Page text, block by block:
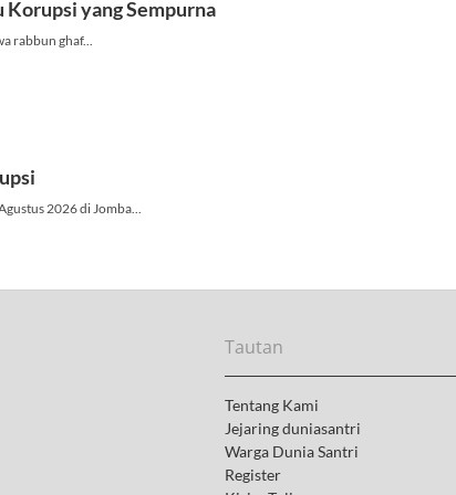
Tautan
Tentang Kami
Jejaring duniasantri
Warga Dunia Santri
Register